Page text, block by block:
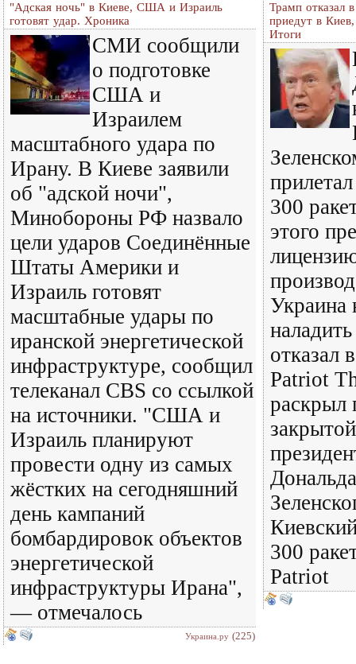
"Адская ночь" в Киеве, США и Израиль
готовят удар. Хроника
СМИ сообщили
о подготовке
США и
Израилем
масштабного удара по
Ирану. В Киеве заявили
об "адской ночи",
Минобороны РФ назвало
цели ударов Соединённые
Штаты Америки и
Израиль готовят
масштабные удары по
иранской энергетической
инфраструктуре, сообщил
телеканал CBS со ссылкой
на источники. "США и
Израиль планируют
провести одну из самых
жёстких на сегодняшний
день кампаний
бомбардировок объектов
энергетической
инфраструктуры Ирана",
— отмечалось
Украина.ру (225)
Трамп отказал
приедут в
Итоги
300
этого
Украина
отказал
Patriot
раскрыл
300
Patriot